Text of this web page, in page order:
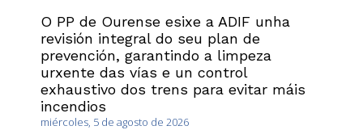
O PP de Ourense esixe a ADIF unha
revisión integral do seu plan de
prevención, garantindo a limpeza
urxente das vías e un control
exhaustivo dos trens para evitar máis
incendios
miércoles, 5 de agosto de 2026